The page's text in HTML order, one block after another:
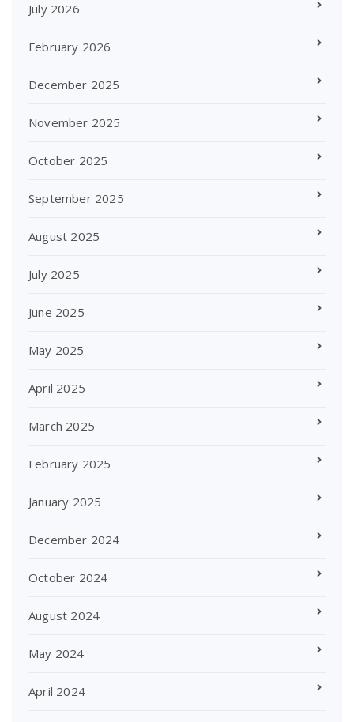
July 2026
February 2026
December 2025
November 2025
October 2025
September 2025
August 2025
July 2025
June 2025
May 2025
April 2025
March 2025
February 2025
January 2025
December 2024
October 2024
August 2024
May 2024
April 2024